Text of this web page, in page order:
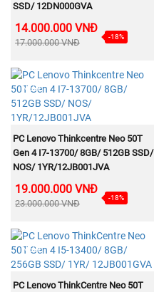
SSD/ 12DN000GVA
14.000.000 VNĐ
17.000.000 VNĐ
-18%
NEW
MUA NGAY
PC Lenovo Thinkcentre Neo 50T
Gen 4 I7-13700/ 8GB/ 512GB SSD/
NOS/ 1YR/12JB001JVA
19.000.000 VNĐ
23.000.000 VNĐ
-18%
NEW
MUA NGAY
PC Lenovo ThinkCentre Neo 50T